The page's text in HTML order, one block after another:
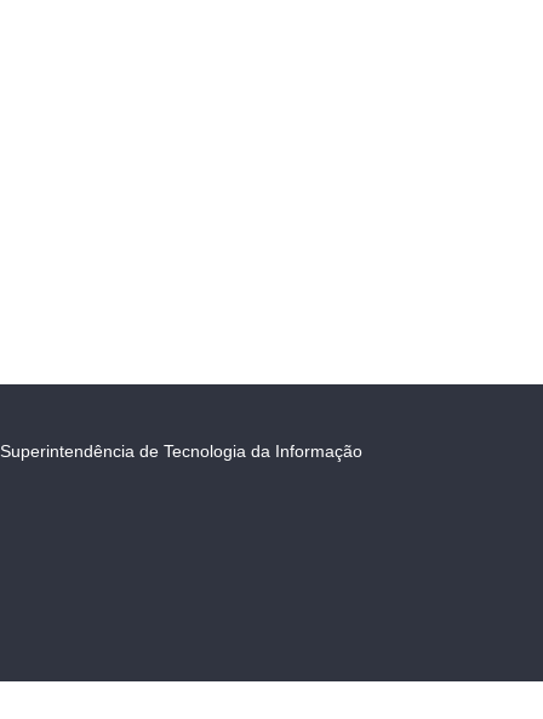
Superintendência de Tecnologia da Informação